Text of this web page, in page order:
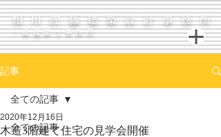
相川佐藤建築設計事務所
一級建築士事務所
記事
全ての記事
全ての記事
木造3階建て住宅の見学会開催
2020年12月16日